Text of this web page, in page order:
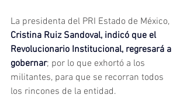
La presidenta del PRI Estado de México,
Cristina Ruiz Sandoval, indicó que el
Revolucionario Institucional, regresará a
gobernar; por lo que exhortó a los
militantes, para que se recorran todos
los rincones de la entidad.